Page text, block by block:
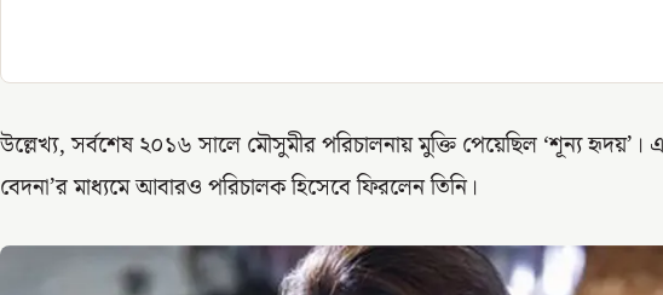
উল্লেখ্য, সর্বশেষ ২০১৬ সালে মৌসুমীর পরিচালনায় মুক্তি পেয়েছিল ‘শূন্য হৃদয়’।
বেদনা’র মাধ্যমে আবারও পরিচালক হিসেবে ফিরলেন তিনি।